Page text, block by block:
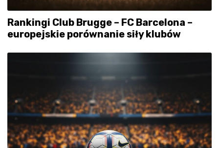
Rankingi Club Brugge – FC Barcelona –
europejskie porównanie siły klubów